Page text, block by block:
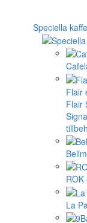
Speciella
Flair
Flair
ROK
La